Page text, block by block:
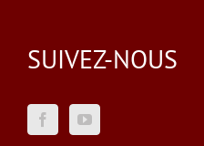
SUIVEZ-NOUS